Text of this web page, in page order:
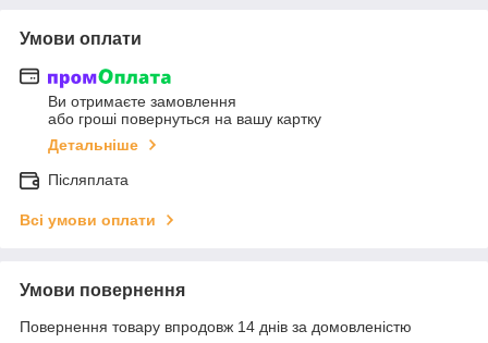
Умови оплати
Ви отримаєте замовлення
або гроші повернуться на вашу картку
Детальніше
Післяплата
Всі умови оплати
Умови повернення
Повернення товару впродовж 14 днів за домовленістю